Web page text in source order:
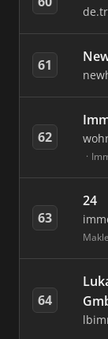
61
62
63
24
64